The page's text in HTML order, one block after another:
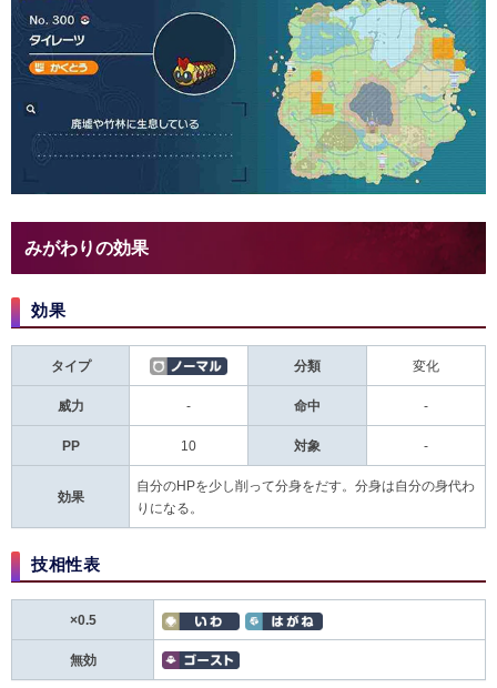
みがわりの効果
効果
タイプ 分類 変化
威力 - 命中 -
PP 10 対象 -
効果
自分のHPを少し削って分身をだす。分身は自分の身代わ
りになる。
技相性表
×0.5
無効